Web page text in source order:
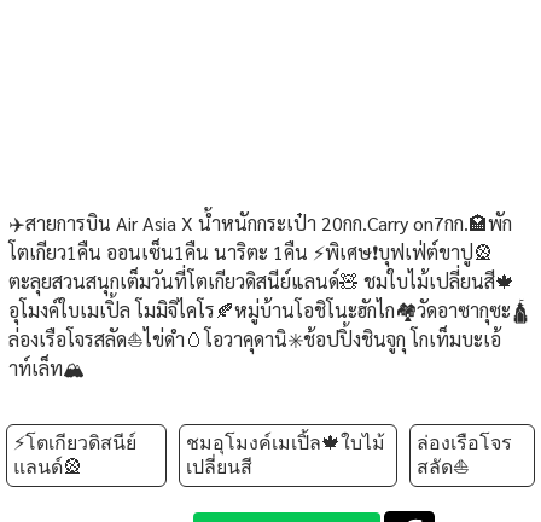
✈️สายการบิน Air Asia X น้ำหนักกระเป๋า 20กก.Carry on7กก.🏩พัก
โตเกียว1คืน ออนเซ็น1คืน นาริตะ 1คืน ⚡️พิเศษ❗️บุฟเฟ่ต์ขาปู🎡
ตะลุยสวนสนุกเต็มวันที่โตเกียวดิสนีย์แลนด์🧸 ชมใบไม้เปลี่ยนสี🍁
อุโมงค์ใบเมเปิ้ล โมมิจิไคโร🍂หมู่บ้านโอชิโนะฮักไก🏘วัดอาซากุซะ🛕
ล่องเรือโจรสลัด⛵️ไข่ดำ🥚โอวาคุดานิ✳️ช้อปปิ้งชินจูกุ โกเท็มบะเอ้
าท์เล็ท🏔
⚡️โตเกียวดิสนีย์
แลนด์🎡
ชมอุโมงค์เมเปิ้ล🍁ใบไม้
เปลี่ยนสี
ล่องเรือโจร
สลัด⛵️